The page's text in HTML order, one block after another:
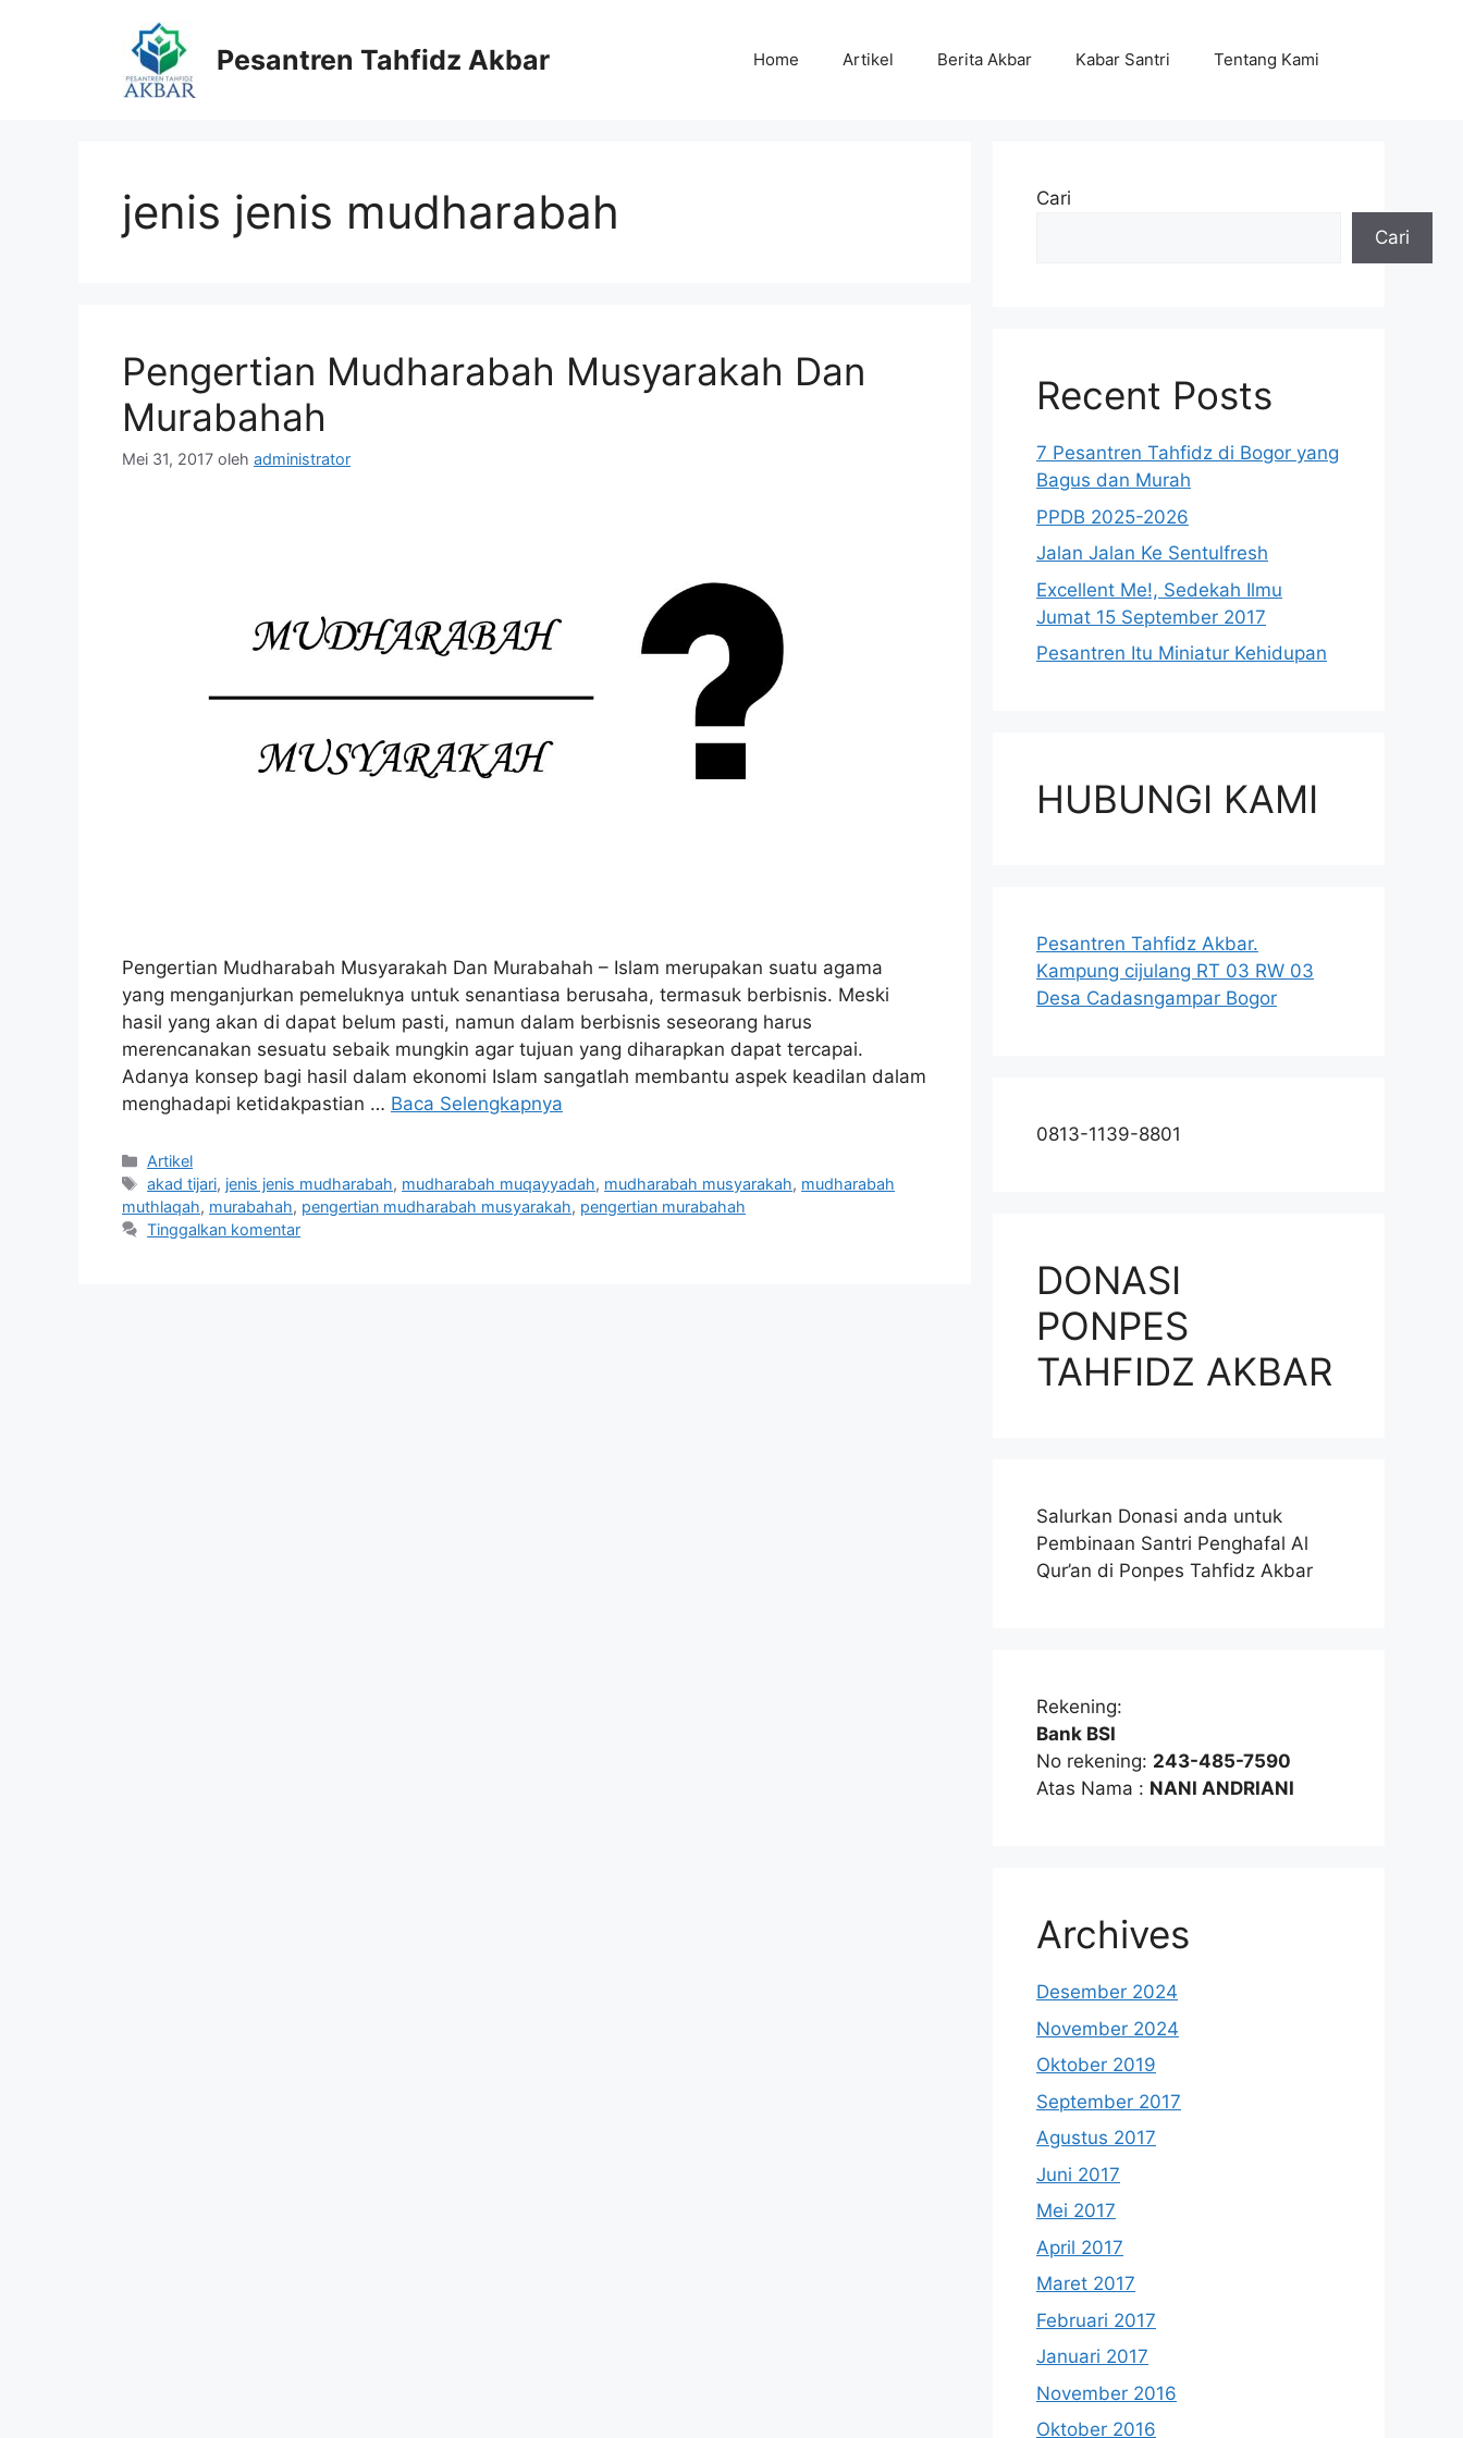
Pesantren Tahfidz Akbar Home Artikel Berita Akbar Kabar Santri Tentang Kami
jenis jenis mudharabah
Pengertian Mudharabah Musyarakah Dan
Murabahah
Mei 31, 2017 oleh administrator
Pengertian Mudharabah Musyarakah Dan Murabahah – Islam merupakan suatu agama
yang menganjurkan pemeluknya untuk senantiasa berusaha, termasuk berbisnis. Meski
hasil yang akan di dapat belum pasti, namun dalam berbisnis seseorang harus
merencanakan sesuatu sebaik mungkin agar tujuan yang diharapkan dapat tercapai.
Adanya konsep bagi hasil dalam ekonomi Islam sangatlah membantu aspek keadilan dalam
menghadapi ketidakpastian … Baca Selengkapnya
Kategori
Artikel
Tag
akad tijari, jenis jenis mudharabah, mudharabah muqayyadah, mudharabah musyarakah, mudharabah
muthlaqah, murabahah, pengertian mudharabah musyarakah, pengertian murabahah
Tinggalkan komentar
Cari
Cari
Recent Posts
7 Pesantren Tahfidz di Bogor yang
Bagus dan Murah
PPDB 2025-2026
Jalan Jalan Ke Sentulfresh
Excellent Me!, Sedekah Ilmu
Jumat 15 September 2017
Pesantren Itu Miniatur Kehidupan
HUBUNGI KAMI
Pesantren Tahfidz Akbar.
Kampung cijulang RT 03 RW 03
Desa Cadasngampar Bogor
0813-1139-8801
DONASI
PONPES
TAHFIDZ AKBAR
Salurkan Donasi anda untuk
Pembinaan Santri Penghafal Al
Qur’an di Ponpes Tahfidz Akbar
Rekening:
Bank BSI
No rekening: 243-485-7590
Atas Nama : NANI ANDRIANI
Archives
Desember 2024
November 2024
Oktober 2019
September 2017
Agustus 2017
Juni 2017
Mei 2017
April 2017
Maret 2017
Februari 2017
Januari 2017
November 2016
Oktober 2016